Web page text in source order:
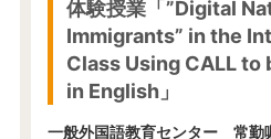
体験授業「”Digital
Immigrants” in the
Class Using CALL
in English」
一般外国語教育センター 常